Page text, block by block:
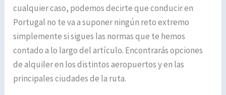
cualquier caso, podemos decirte que conducir en
Portugal no te va a suponer ningún reto extremo
simplemente si sigues las normas que te hemos
contado a lo largo del artículo. Encontrarás opciones
de alquiler en los distintos aeropuertos y en las
principales ciudades de la ruta.